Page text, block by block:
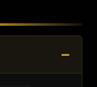
−